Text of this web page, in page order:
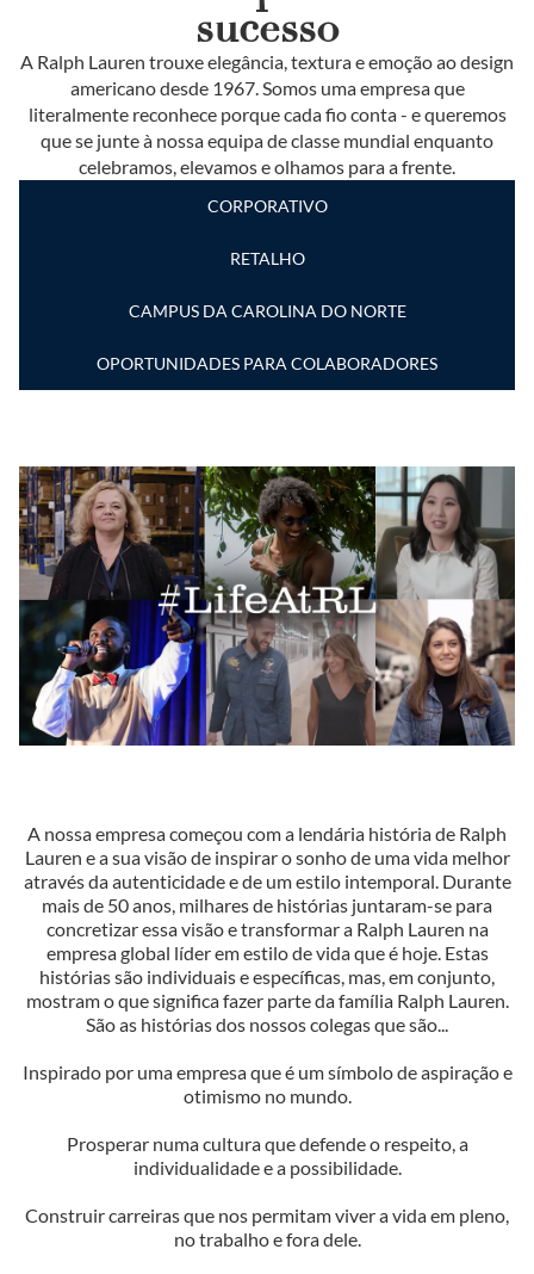
sucesso
A Ralph Lauren trouxe elegância, textura e emoção ao design
americano desde 1967. Somos uma empresa que
literalmente reconhece porque cada fio conta - e queremos
que se junte à nossa equipa de classe mundial enquanto
celebramos, elevamos e olhamos para a frente.
CORPORATIVO
RETALHO
CAMPUS DA CAROLINA DO NORTE
OPORTUNIDADES PARA COLABORADORES
A nossa empresa começou com a lendária história de Ralph
Lauren e a sua visão de inspirar o sonho de uma vida melhor
através da autenticidade e de um estilo intemporal. Durante
mais de 50 anos, milhares de histórias juntaram-se para
concretizar essa visão e transformar a Ralph Lauren na
empresa global líder em estilo de vida que é hoje. Estas
histórias são individuais e específicas, mas, em conjunto,
mostram o que significa fazer parte da família Ralph Lauren.
São as histórias dos nossos colegas que são...
Inspirado por uma empresa que é um símbolo de aspiração e
otimismo no mundo.
Prosperar numa cultura que defende o respeito, a
individualidade e a possibilidade.
Construir carreiras que nos permitam viver a vida em pleno,
no trabalho e fora dele.